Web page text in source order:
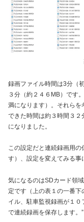
録画ファイル時間は3分（
３分（約２４６MB）です
満になります）。それら
できた時間は約３時間３
になりました。
この設定だと連続録画用
す）、設定を変えてみる事
気になるのはSDカード領
定です（上の表１の一番下
イル、駐車監視録画が１
で連続録画を保存します。”